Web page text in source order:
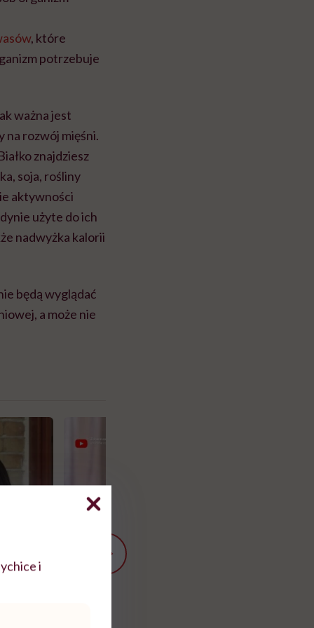
, które
potrzebuje
ważna jest
na rozwój mięśni.
znajdziesz
soja, rośliny
aktywności
użyte do ich
nadwyżka kalorii
będą wyglądać
a może nie
i